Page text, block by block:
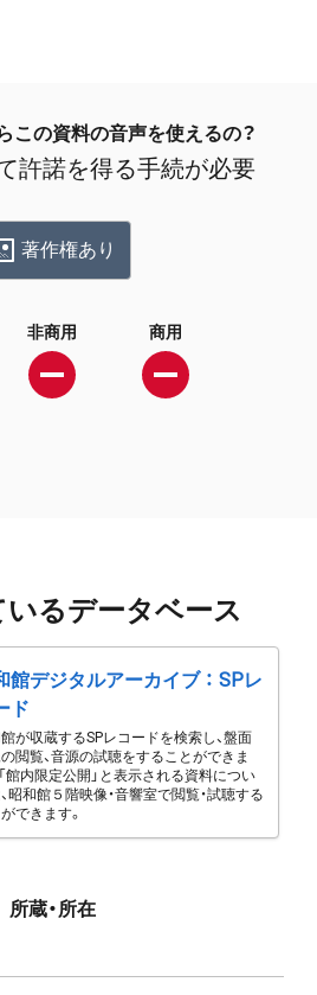
この資料の音声を使えるの？
許諾を得る手続が必要
著作権あり
非商用 商用
るデータベース
館デジタルアーカイブ ： SPレ
ド
が収蔵するSPレコードを検索し、盤面
閲覧、音源の試聴をすることができま
館内限定公開」と表示される資料につい
昭和館５階映像・音響室で閲覧・試聴する
できます。
所蔵・所在